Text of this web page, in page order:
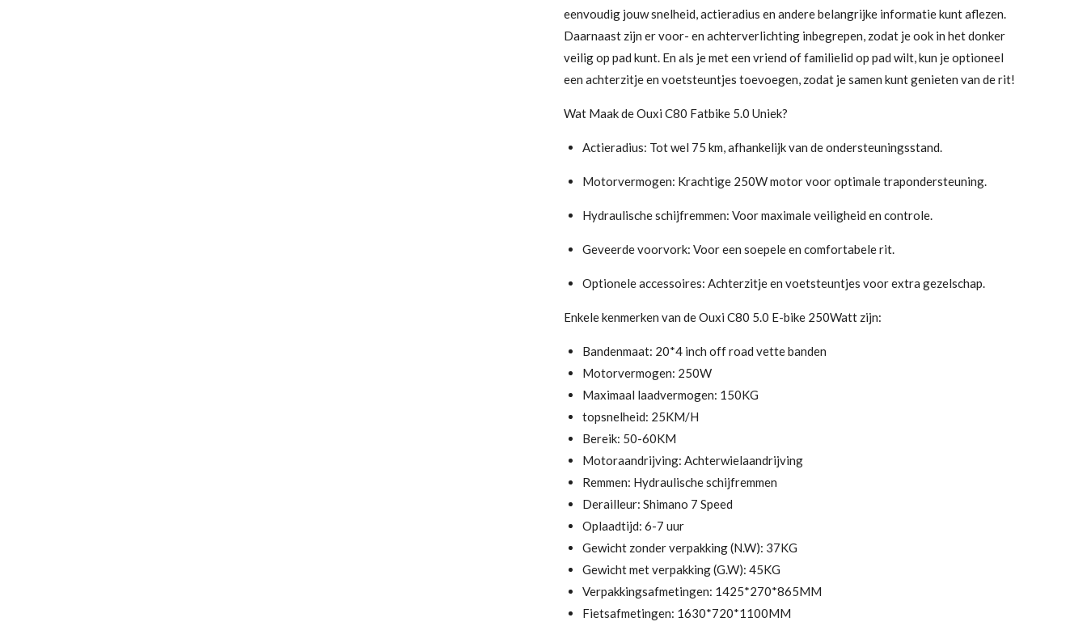
eenvoudig jouw snelheid, actieradius en andere belangrijke informatie kunt aflezen.
Daarnaast zijn er voor- en achterverlichting inbegrepen, zodat je ook in het donker
veilig op pad kunt. En als je met een vriend of familielid op pad wilt, kun je optioneel
een achterzitje en voetsteuntjes toevoegen, zodat je samen kunt genieten van de rit!
Wat Maak de Ouxi C80 Fatbike 5.0 Uniek?
Actieradius: Tot wel 75 km, afhankelijk van de ondersteuningsstand.
Motorvermogen: Krachtige 250W motor voor optimale trapondersteuning.
Hydraulische schijfremmen: Voor maximale veiligheid en controle.
Geveerde voorvork: Voor een soepele en comfortabele rit.
Optionele accessoires: Achterzitje en voetsteuntjes voor extra gezelschap.
Enkele kenmerken van de Ouxi C80 5.0 E-bike 250Watt zijn:
Bandenmaat: 20*4 inch off road vette banden
Motorvermogen: 250W
Maximaal laadvermogen: 150KG
topsnelheid: 25KM/H
Bereik: 50-60KM
Motoraandrijving: Achterwielaandrijving
Remmen: Hydraulische schijfremmen
Derailleur: Shimano 7 Speed
Oplaadtijd: 6-7 uur
Gewicht zonder verpakking (N.W): 37KG
Gewicht met verpakking (G.W): 45KG
Verpakkingsafmetingen: 1425*270*865MM
Fietsafmetingen: 1630*720*1100MM